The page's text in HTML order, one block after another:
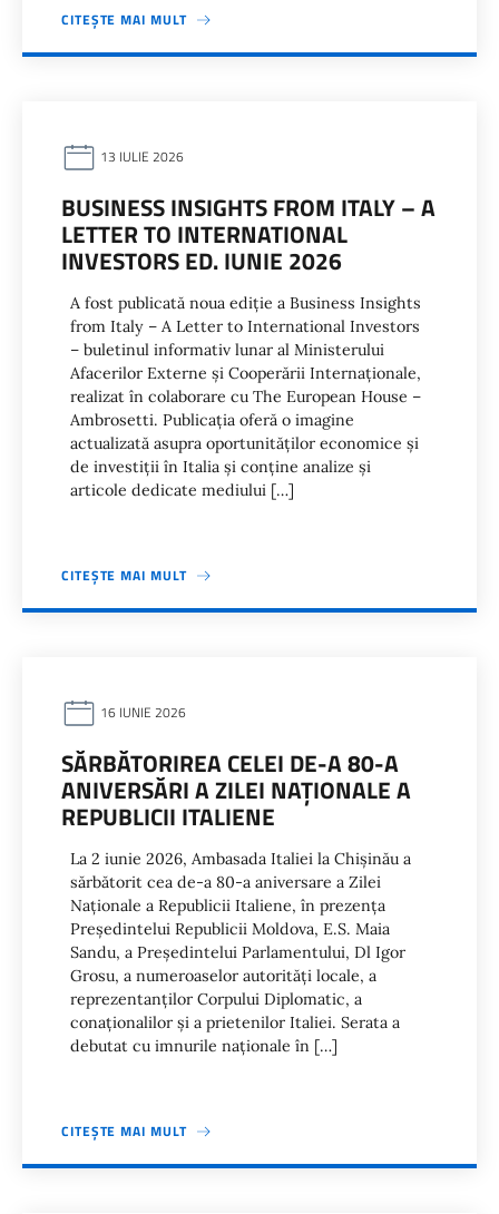
CITEȘTE MAI MULT
13 IULIE 2026
BUSINESS INSIGHTS FROM ITALY – A
LETTER TO INTERNATIONAL
INVESTORS ED. IUNIE 2026
A fost publicată noua ediție a Business Insights
from Italy – A Letter to International Investors
– buletinul informativ lunar al Ministerului
Afacerilor Externe și Cooperării Internaționale,
realizat în colaborare cu The European House –
Ambrosetti. Publicația oferă o imagine
actualizată asupra oportunităților economice și
de investiții în Italia și conține analize și
articole dedicate mediului […]
CITEȘTE MAI MULT
16 IUNIE 2026
SĂRBĂTORIREA CELEI DE-A 80-A
ANIVERSĂRI A ZILEI NAȚIONALE A
REPUBLICII ITALIENE
La 2 iunie 2026, Ambasada Italiei la Chișinău a
sărbătorit cea de-a 80-a aniversare a Zilei
Naționale a Republicii Italiene, în prezența
Președintelui Republicii Moldova, E.S. Maia
Sandu, a Președintelui Parlamentului, Dl Igor
Grosu, a numeroaselor autorități locale, a
reprezentanților Corpului Diplomatic, a
conaționalilor și a prietenilor Italiei. Serata a
debutat cu imnurile naționale în […]
CITEȘTE MAI MULT